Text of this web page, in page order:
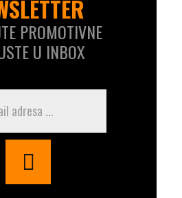
PROMOTIVNE
U INBOX